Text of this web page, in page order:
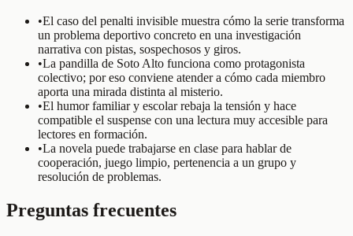
•El caso del penalti invisible muestra cómo la serie transforma
un problema deportivo concreto en una investigación
narrativa con pistas, sospechosos y giros.
•La pandilla de Soto Alto funciona como protagonista
colectivo; por eso conviene atender a cómo cada miembro
aporta una mirada distinta al misterio.
•El humor familiar y escolar rebaja la tensión y hace
compatible el suspense con una lectura muy accesible para
lectores en formación.
•La novela puede trabajarse en clase para hablar de
cooperación, juego limpio, pertenencia a un grupo y
resolución de problemas.
Preguntas frecuentes